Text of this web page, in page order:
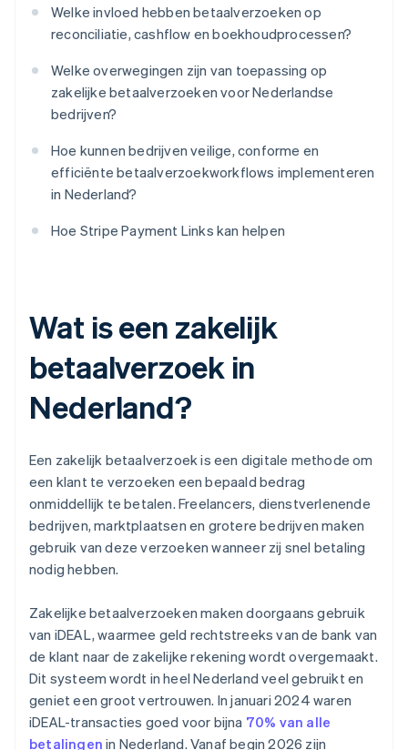
Welke invloed hebben betaalverzoeken op
reconciliatie, cashflow en boekhoudprocessen?
Welke overwegingen zijn van toepassing op
zakelijke betaalverzoeken voor Nederlandse
bedrijven?
Hoe kunnen bedrijven veilige, conforme en
efficiënte betaalverzoekworkflows implementeren
in Nederland?
Hoe Stripe Payment Links kan helpen
Wat is een zakelijk
betaalverzoek in
Nederland?
Een zakelijk betaalverzoek is een digitale methode om
een klant te verzoeken een bepaald bedrag
onmiddellijk te betalen. Freelancers, dienstverlenende
bedrijven, marktplaatsen en grotere bedrijven maken
gebruik van deze verzoeken wanneer zij snel betaling
nodig hebben.
Zakelijke betaalverzoeken maken doorgaans gebruik
van iDEAL, waarmee geld rechtstreeks van de bank van
de klant naar de zakelijke rekening wordt overgemaakt.
Dit systeem wordt in heel Nederland veel gebruikt en
geniet een groot vertrouwen. In januari 2024 waren
iDEAL-transacties goed voor bijna 70% van alle
betalingen in Nederland. Vanaf begin 2026 zijn